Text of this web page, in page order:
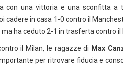
con una vittoria e una sconfitta a
cadere in casa 1-0 contro il
ha ceduto 2-1 in trasferta contro il
il Milan, le ragazze di Max
per ritrovare fiducia e